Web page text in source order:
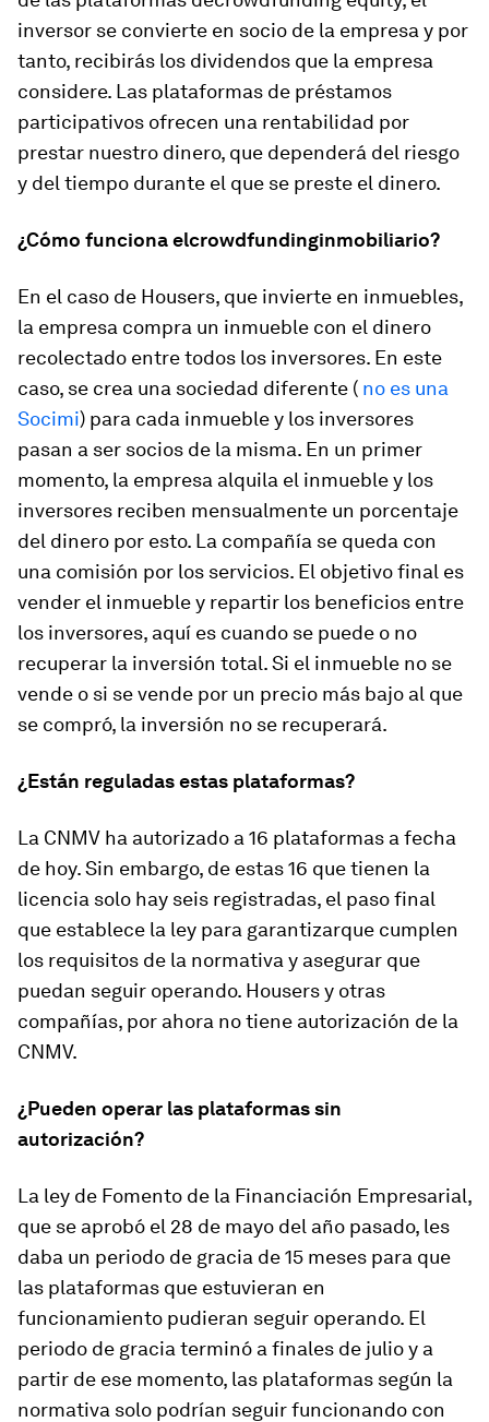
inversor se convierte en socio de la empresa y por
tanto, recibirás los dividendos que la empresa
considere. Las plataformas de préstamos
participativos ofrecen una rentabilidad por
prestar nuestro dinero, que dependerá del riesgo
y del tiempo durante el que se preste el dinero.
¿Cómo funciona elcrowdfundinginmobiliario?
En el caso de Housers, que invierte en inmuebles,
la empresa compra un inmueble con el dinero
recolectado entre todos los inversores. En este
caso, se crea una sociedad diferente ( no es una
Socimi) para cada inmueble y los inversores
pasan a ser socios de la misma. En un primer
momento, la empresa alquila el inmueble y los
inversores reciben mensualmente un porcentaje
del dinero por esto. La compañía se queda con
una comisión por los servicios. El objetivo final es
vender el inmueble y repartir los beneficios entre
los inversores, aquí es cuando se puede o no
recuperar la inversión total. Si el inmueble no se
vende o si se vende por un precio más bajo al que
se compró, la inversión no se recuperará.
¿Están reguladas estas plataformas?
La CNMV ha autorizado a 16 plataformas a fecha
de hoy. Sin embargo, de estas 16 que tienen la
licencia solo hay seis registradas, el paso final
que establece la ley para garantizarque cumplen
los requisitos de la normativa y asegurar que
puedan seguir operando. Housers y otras
compañías, por ahora no tiene autorización de la
CNMV.
¿Pueden operar las plataformas sin
autorización?
La ley de Fomento de la Financiación Empresarial,
que se aprobó el 28 de mayo del año pasado, les
daba un periodo de gracia de 15 meses para que
las plataformas que estuvieran en
funcionamiento pudieran seguir operando. El
periodo de gracia terminó a finales de julio y a
partir de ese momento, las plataformas según la
normativa solo podrían seguir funcionando con